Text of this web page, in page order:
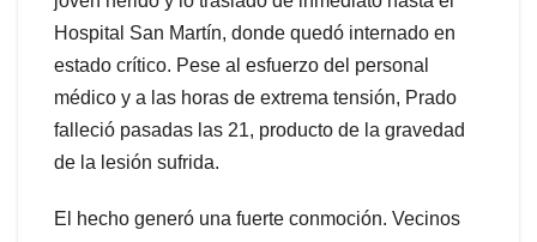
Hospital San Martín, donde quedó internado en
estado crítico. Pese al esfuerzo del personal
médico y a las horas de extrema tensión, Prado
falleció pasadas las 21, producto de la gravedad
de la lesión sufrida.
El hecho generó una fuerte conmoción. Vecinos